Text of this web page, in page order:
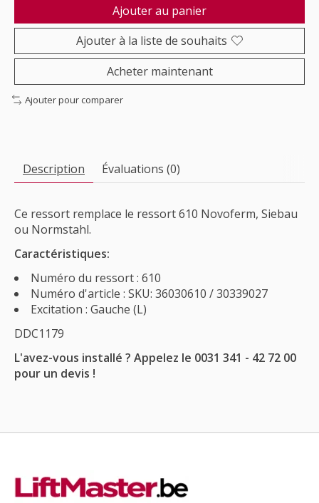
Ajouter au panier
Ajouter à la liste de souhaits
Acheter maintenant
Ajouter pour comparer
Description Évaluations (0)
Ce ressort remplace le ressort 610 Novoferm, Siebau
ou Normstahl.
Caractéristiques:
Numéro du ressort : 610
Numéro d'article : SKU: 36030610 / 30339027
Excitation : Gauche (L)
DDC1179
L'avez-vous installé ? Appelez le 0031 341 - 42 72 00
pour un devis !